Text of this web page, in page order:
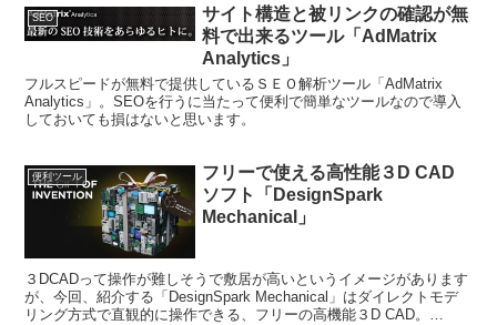
再度しっかりと紹介しておきます。
SEO
サイト構造と被リンクの確認が無
料で出来るツール「AdMatrix
Analytics」
フルスピードが無料で提供しているＳＥＯ解析ツール「AdMatrix
Analytics」。SEOを行うに当たって便利で簡単なツールなので導入
しておいても損はないと思います。
便利ツール
フリーで使える高性能３D CAD
ソフト「DesignSpark
Mechanical」
３DCADって操作が難しそうで敷居が高いというイメージがあります
が、今回、紹介する「DesignSpark Mechanical」はダイレクトモデ
リング方式で直観的に操作できる、フリーの高機能３D CAD。